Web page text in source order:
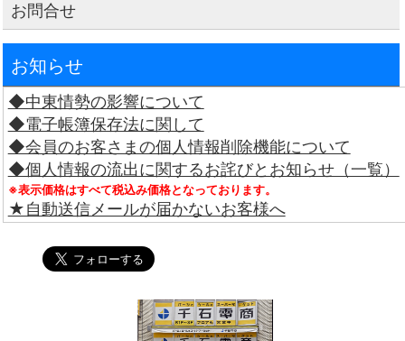
お問合せ
お知らせ
◆中東情勢の影響について
◆電子帳簿保存法に関して
◆会員のお客さまの個人情報削除機能について
◆個人情報の流出に関するお詫びとお知らせ（一覧）
※表示価格はすべて税込み価格となっております。
★自動送信メールが届かないお客様へ